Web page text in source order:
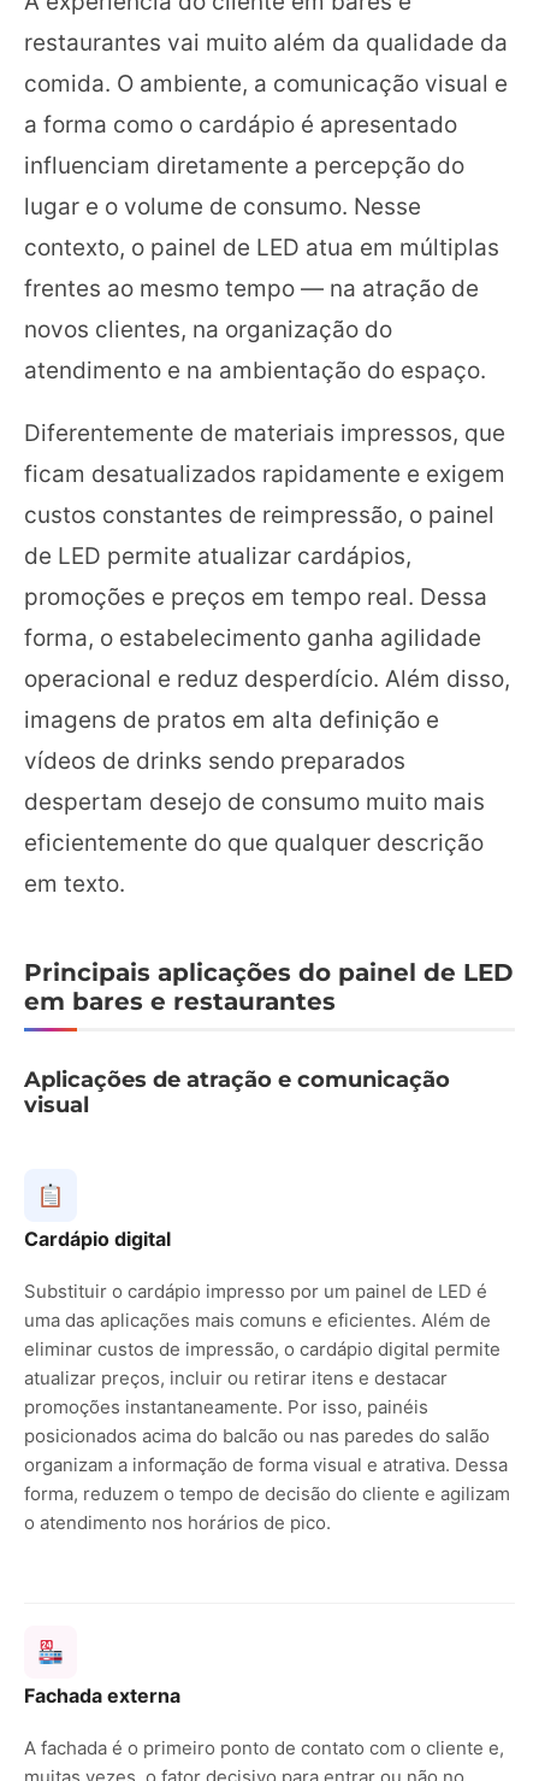
restaurantes vai muito além da qualidade da
comida. O ambiente, a comunicação visual e
a forma como o cardápio é apresentado
influenciam diretamente a percepção do
lugar e o volume de consumo. Nesse
contexto, o painel de LED atua em múltiplas
frentes ao mesmo tempo — na atração de
novos clientes, na organização do
atendimento e na ambientação do espaço.
Diferentemente de materiais impressos, que
ficam desatualizados rapidamente e exigem
custos constantes de reimpressão, o painel
de LED permite atualizar cardápios,
promoções e preços em tempo real. Dessa
forma, o estabelecimento ganha agilidade
operacional e reduz desperdício. Além disso,
imagens de pratos em alta definição e
vídeos de drinks sendo preparados
despertam desejo de consumo muito mais
eficientemente do que qualquer descrição
em texto.
Principais aplicações do painel de LED
em bares e restaurantes
Aplicações de atração e comunicação
visual
Cardápio digital
Substituir o cardápio impresso por um painel de LED é
uma das aplicações mais comuns e eficientes. Além de
eliminar custos de impressão, o cardápio digital permite
atualizar preços, incluir ou retirar itens e destacar
promoções instantaneamente. Por isso, painéis
posicionados acima do balcão ou nas paredes do salão
organizam a informação de forma visual e atrativa. Dessa
forma, reduzem o tempo de decisão do cliente e agilizam
o atendimento nos horários de pico.
Fachada externa
A fachada é o primeiro ponto de contato com o cliente e,